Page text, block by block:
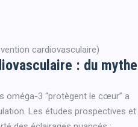
cardiovasculaire)
: du mythe
oméga-3 “protègent le cœur” a
Les études prospectives et